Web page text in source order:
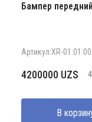
Бампер
Артикул:XR-01.01.00
составляла
4600000 UZS.
4200000 UZS
Текущая
4200000 UZS.
В